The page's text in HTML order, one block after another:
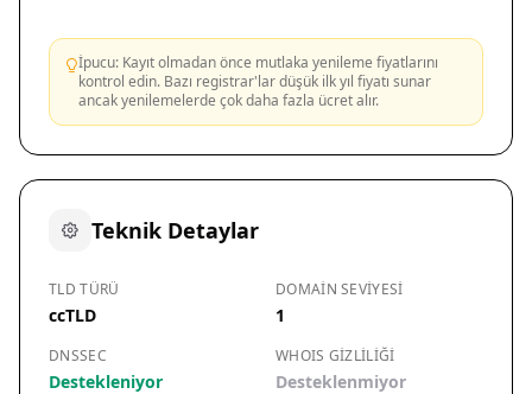
İpucu: Kayıt olmadan önce mutlaka yenileme fiyatlarını
kontrol edin. Bazı registrar'lar düşük ilk yıl fiyatı sunar
ancak yenilemelerde çok daha fazla ücret alır.
Teknik Detaylar
TLD TÜRÜ
ccTLD
DOMAIN SEVIYESI
1
DNSSEC
Destekleniyor
WHOIS GIZLILIĞI
Desteklenmiyor